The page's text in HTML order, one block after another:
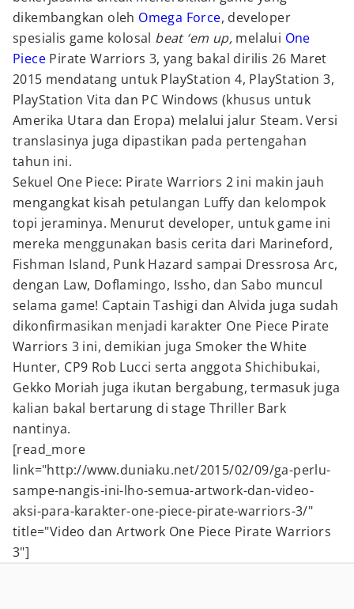
dikembangkan oleh Omega Force, developer
spesialis game kolosal beat ‘em up, melalui One
Piece Pirate Warriors 3, yang bakal dirilis 26 Maret
2015 mendatang untuk PlayStation 4, PlayStation 3,
PlayStation Vita dan PC Windows (khusus untuk
Amerika Utara dan Eropa) melalui jalur Steam. Versi
translasinya juga dipastikan pada pertengahan
tahun ini.
Sekuel One Piece: Pirate Warriors 2 ini makin jauh
mengangkat kisah petulangan Luffy dan kelompok
topi jeraminya. Menurut developer, untuk game ini
mereka menggunakan basis cerita dari Marineford,
Fishman Island, Punk Hazard sampai Dressrosa Arc,
dengan Law, Doflamingo, Issho, dan Sabo muncul
selama game! Captain Tashigi dan Alvida juga sudah
dikonfirmasikan menjadi karakter One Piece Pirate
Warriors 3 ini, demikian juga Smoker the White
Hunter, CP9 Rob Lucci serta anggota Shichibukai,
Gekko Moriah juga ikutan bergabung, termasuk juga
kalian bakal bertarung di stage Thriller Bark
nantinya.
[read_more
link="http://www.duniaku.net/2015/02/09/ga-perlu-
sampe-nangis-ini-lho-semua-artwork-dan-video-
aksi-para-karakter-one-piece-pirate-warriors-3/"
title="Video dan Artwork One Piece Pirate Warriors
3"]